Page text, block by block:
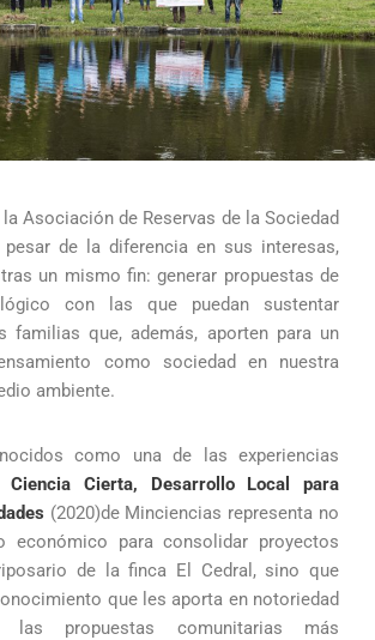
Asociación de Reservas de la Sociedad
de la diferencia en sus interesas,
un mismo fin: generar propuestas de
con las que puedan sustentar
familias que, además, aporten para un
como sociedad en nuestra
ambiente.
como una de las experiencias
Ciencia Cierta, Desarrollo Local para
(2020)de Minciencias representa no
económico para consolidar proyectos
de la finca El Cedral, sino que
que les aporta en notoriedad
propuestas comunitarias más